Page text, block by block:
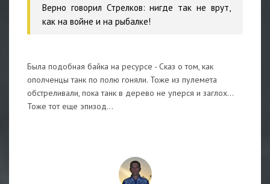
Верно говорил Стрелков: нигде так не врут,
как на войне и на рыбалке!
Была подобная байка на ресурсе - Сказ о том, как
ополченцы танк по полю гоняли. Тоже из пулемета
обстреливали, пока танк в дерево не уперся и заглох...
Тоже тот еще эпизод...